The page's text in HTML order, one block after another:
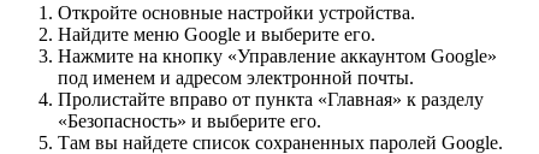
Откройте основные настройки устройства.
Найдите меню Google и выберите его.
Нажмите на кнопку «Управление аккаунтом Google»
под именем и адресом электронной почты.
Пролистайте вправо от пункта «Главная» к разделу
«Безопасность» и выберите его.
Там вы найдете список сохраненных паролей Google.